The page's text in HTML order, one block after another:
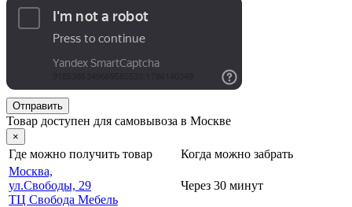
Отправить
Товар доступен для самовывоза в Москве
×
Где можно получить товар
Когда можно забрать
Москва,
ул.Свободы, 29
ТЦ Свобода Мебель
Через 30 минут